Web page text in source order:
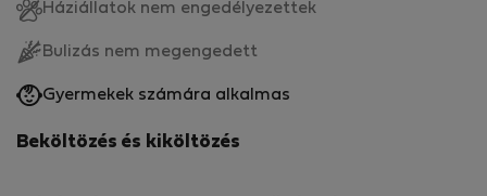
Háziállatok nem engedélyezettek
Bulizás nem megengedett
Gyermekek számára alkalmas
Beköltözés és kiköltözés